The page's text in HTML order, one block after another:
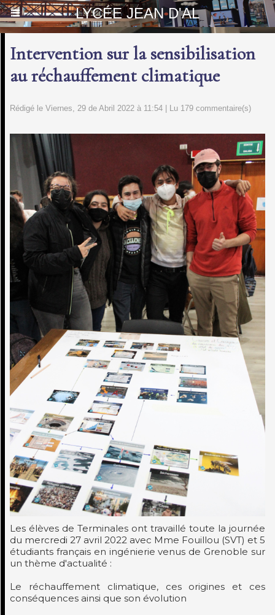
LYCÉE JEAN D'AL
Intervention sur la sensibilisation
au réchauffement climatique
Rédigé le Viernes, 29 de Abril 2022 à 11:54 | Lu 179 commentaire(s)
Les élèves de Terminales ont travaillé toute la journée
du mercredi 27 avril 2022 avec Mme Fouillou (SVT) et 5
étudiants français en ingénierie venus de Grenoble sur
un thème d'actualité :
Le réchauffement climatique, ces origines et ces
conséquences ainsi que son évolution